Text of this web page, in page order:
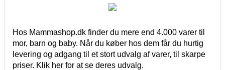
Hos Mammashop.dk finder du mere end 4.000 varer til
mor, barn og baby. Når du køber hos dem får du hurtig
levering og adgang til et stort udvalg af varer, til skarpe
priser. Klik her for at se deres udvalg.